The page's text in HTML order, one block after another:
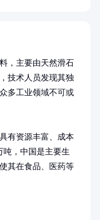
，主要由天然滑石
技术人员发现其独
多工业领域不可或
有资源丰富、成本
吨，中国是主要生
其在食品、医药等